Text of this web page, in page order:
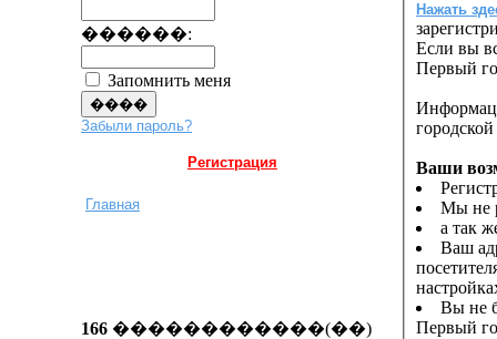
������:
Запомнить меня
Забыли пароль?
Регистрация
Главная
166 ������������(��)
Нажать
Если вы
Первый
городской
Ваши
Мы не
а так
Ваш
Вы не
Первый